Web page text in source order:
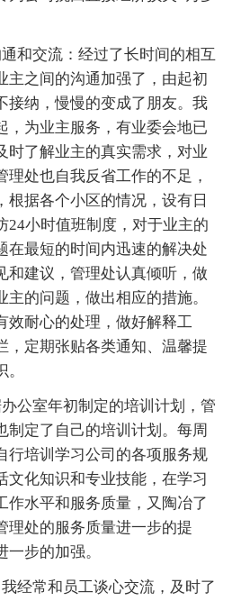
和交流：经过了长时间的相互
主之间的沟通加强了，由起初
接纳，慢慢的变成了朋友。我
，为业主服务，有业委会地已
时了解业主的真实需求，对业
处也自我反省工作的不足，
根据各个小区的情况，设有日
24小时值班制度，对于业主的
在最短的时间内迅速的解决处
和建议，管理处认真倾听，做
的问题，做出相应的措施。
效耐心的处理，做好解释工
，定期张贴各类通知、温馨提
公室年初制定的培训计划，管
制定了自己的培训计划。每周
行培训学习公司的各项服务规
文化知识和专业技能，在学习
作水平和服务质量，又陶冶了
理处的服务质量进一步的提
步的加强。
经常和员工谈心交流，及时了